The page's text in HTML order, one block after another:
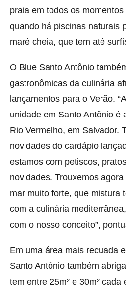
praia em todos os
quando há piscinas naturais
maré cheia, que tem até
O Blue Santo Antônio
gastronômicas da culinária
lançamentos para o Verão.
unidade em Santo Antônio é
Rio Vermelho, em Salvador.
novidades do cardápio
estamos com petiscos,
novidades. Trouxemos
mar muito forte, que mistura
com a culinária
com o nosso conceito”,
Em uma área mais recuada
Santo Antônio também
tem entre 25m² e 30m² cada